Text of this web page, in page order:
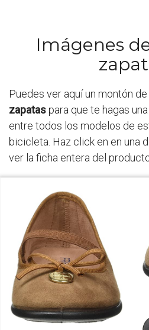
Imágenes
Puedes ver aquí un montón
zapataspara que te hagas
entre todos los modelos de
bicicleta. Haz click en en una
ver la ficha entera del